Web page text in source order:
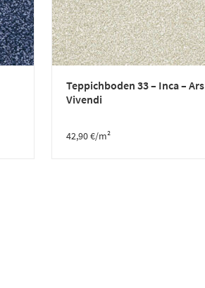
Teppichboden 33 – Inca – Ars
Vivendi
42,90€/m²